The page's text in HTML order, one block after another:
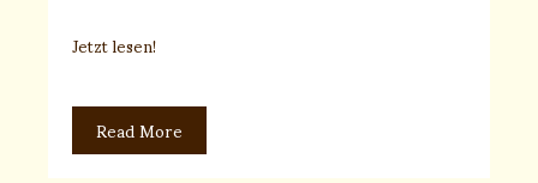
Jetzt lesen!
Read More